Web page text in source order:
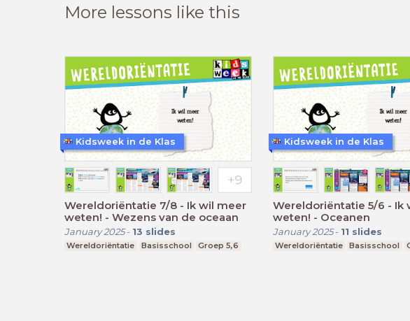
More lessons like this
Wereldoriëntatie 7/8 - Ik wil meer
weten! - Wezens van de oceaan
January 2025- 13 slides
Wereldoriëntatie Basisschool Groep 5,6
Kidsweek in de Klas
Wereldoriëntatie 5/6 - Ik
weten! - Oceanen
January 2025- 11 slides
Wereldoriëntatie Basisschool
Kidsweek in de Klas